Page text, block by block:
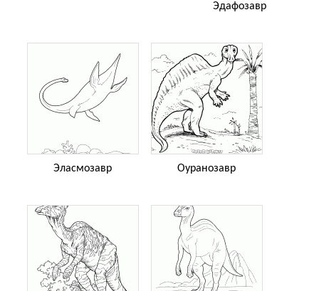
Эдафозавр
Эласмозавр Оуранозавр